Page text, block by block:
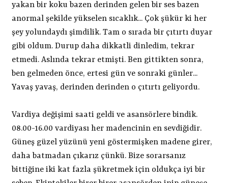
yakan bir koku bazen derinden gelen bir ses bazen
anormal şekilde yükselen sıcaklık... Çok şükür ki her
şey yolundaydı şimdilik. Tam o sırada bir çıtırtı duyar
gibi oldum. Durup daha dikkatli dinledim, tekrar
etmedi. Aslında tekrar etmişti. Ben gittikten sonra,
ben gelmeden önce, ertesi gün ve sonraki günler...
Yavaş yavaş, derinden derinden o çıtırtı geliyordu.
Vardiya değişimi saati geldi ve asansörlere bindik.
08.00-16.00 vardiyası her madencinin en sevdiğidir.
Güneş güzel yüzünü yeni göstermişken madene girer,
daha batmadan çıkarız çünkü. Bize sorarsanız
bittiğine iki kat fazla şükretmek için oldukça iyi bir